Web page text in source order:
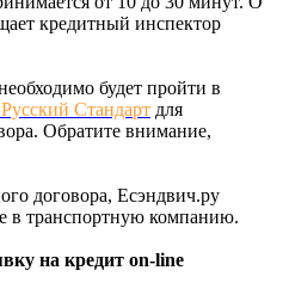
кредитный инспектор
будет пройти в
Стандарт для
Обратите внимание,
договора, Есэндвич.ру
в транспортную компанию.
на кредит on-line